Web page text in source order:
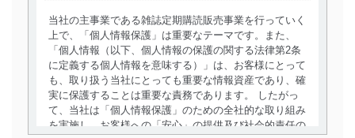
当社の主事業である雑誌定期購読販売事業を行っていく
上で、「個人情報保護」は重要なテーマです。また、
「個人情報（以下、個人情報の保護の関する法律第2条
に定義する個人情報を意味する）」は、お客様にとって
も、取り扱う当社にとっても重要な情報資産であり、確
実に保護することは重要な責務であります。 したがっ
て、当社は「個人情報保護」のための全社的な取り組み
を実施し、お客様への「安心」の提供及び社会的責任の